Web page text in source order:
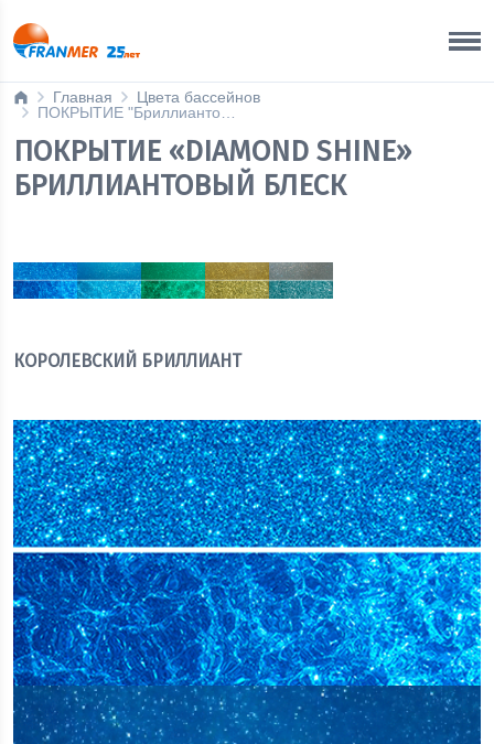
Главная
Цвета бассейнов
ПОКРЫТИЕ «DIAMOND SHINE»
БРИЛЛИАНТОВЫЙ БЛЕСК
КОРОЛЕВСКИЙ БРИЛЛИАНТ